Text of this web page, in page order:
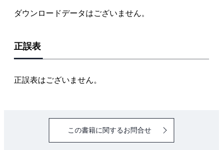
第10章 画像工学
第Ⅱ部 出題年別問題（令和7年～）
第1章 診療画像検査学
第4章 医療画像情報学
第5章 医療安全管理学
ダウンロードデータはございません。
正誤表
正誤表はございません。
この書籍に関するお問合せ